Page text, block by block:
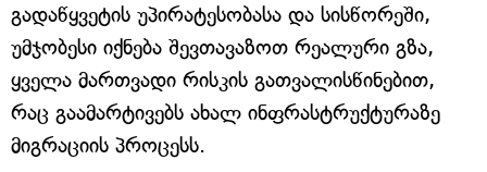
გადაწყვეტის უპირატესობასა და სისწორეში,
უმჯობესი იქნება შევთავაზოთ რეალური გზა,
ყველა მართვადი რისკის გათვალისწინებით,
რაც გაამარტივებს ახალ ინფრასტრუქტურაზე
მიგრაციის პროცესს.